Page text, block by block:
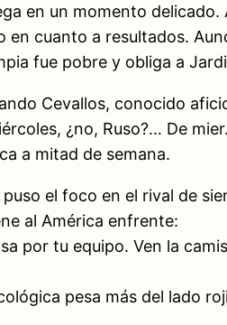
en un momento
cuanto a resultados.
fue pobre y obliga a
Cevallos, conocido
¿no, Ruso?… De
a mitad de semana.
el foco en el rival de
al América enfrente:
por tu equipo. Ven la
pesa más del lado